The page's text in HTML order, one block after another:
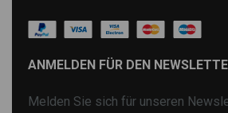
ANMELDEN FÜR DEN
Melden Sie sich für unseren